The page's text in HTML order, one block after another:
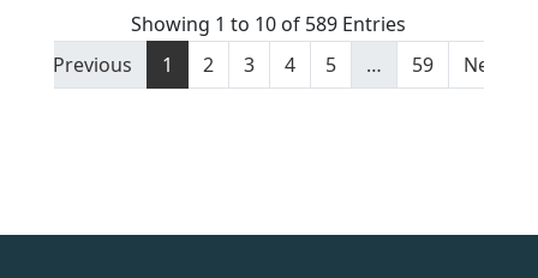
Showing 1 to 10 of 589 Entries
Previous
1 2 3 4 5 … 59 Next